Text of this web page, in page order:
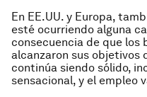
En EE.UU. y Europa,
esté ocurriendo alguna
consecuencia de que los
alcanzaron sus objetivos
continúa siendo sólido,
sensacional, y el empleo